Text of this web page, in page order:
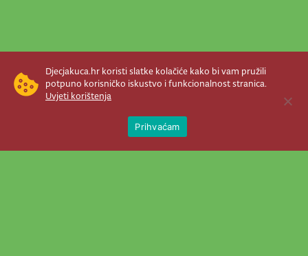
Djecjakuca.hr koristi slatke kolačiće kako bi vam pružili
potpuno korisničko iskustvo i funkcionalnost stranica.
Uvjeti korištenja
Prihvaćam